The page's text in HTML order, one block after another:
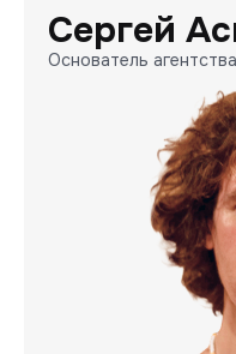
Сергей
Основатель агентства